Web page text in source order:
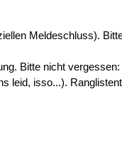
Meldeschluss).
Bitte nicht
leid, isso...).